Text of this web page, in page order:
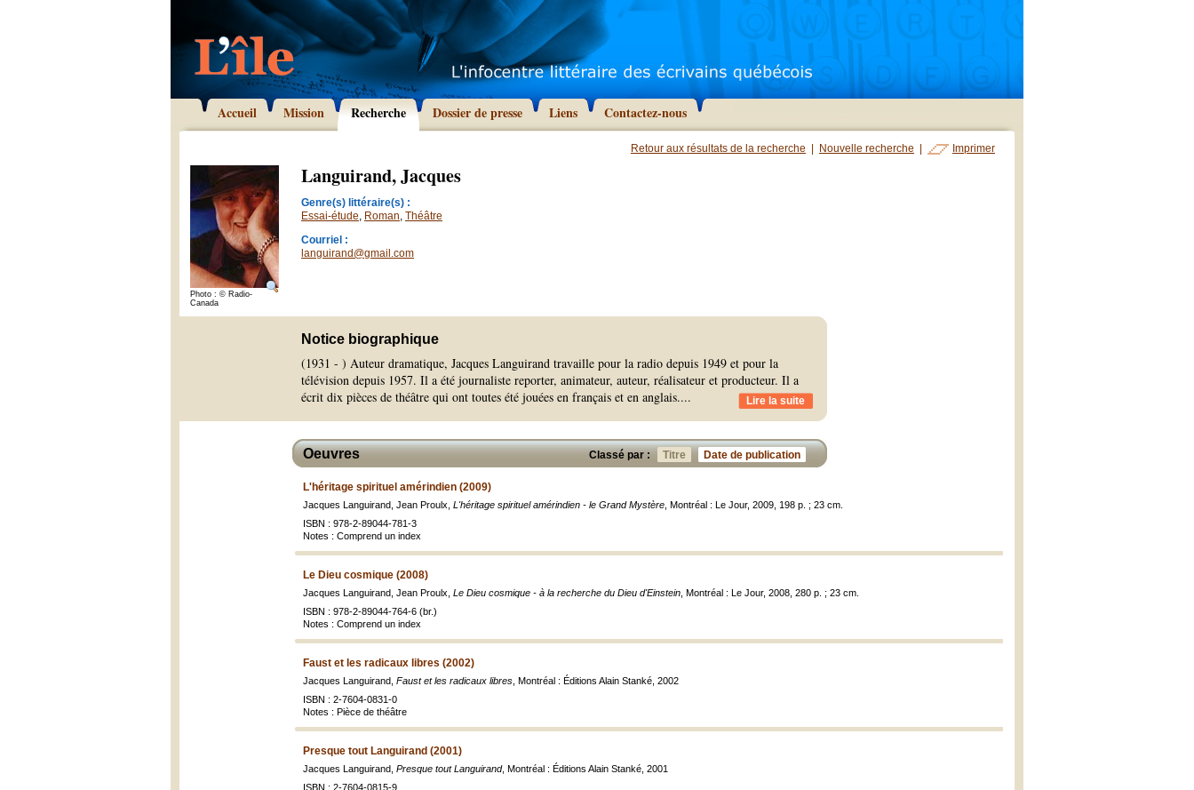
Accueil Mission Recherche Dossier de presse Liens Contactez-nous
Retour aux résultats de la recherche Nouvelle recherche Imprimer
Photo : © Radio-
Canada
Languirand, Jacques
Genre(s) littéraire(s) :
Essai-étude, Roman, Théâtre
Courriel :
languirand@gmail.com
Notice biographique
(1931 - ) Auteur dramatique, Jacques Languirand travaille pour la radio depuis 1949 et pour la
télévision depuis 1957. Il a été journaliste reporter, animateur, auteur, réalisateur et producteur. Il a
écrit dix pièces de théâtre qui ont toutes été jouées en français et en anglais.... Lire la suite
Classé par : Titre Date de publication
Oeuvres
L'héritage spirituel amérindien (2009)
Jacques Languirand, Jean Proulx, L'héritage spirituel amérindien - le Grand Mystère , Montréal : Le Jour, 2009, 198 p. ; 23 cm.
ISBN : 978-2-89044-781-3
Notes : Comprend un index
Le Dieu cosmique (2008)
Jacques Languirand, Jean Proulx, Le Dieu cosmique - à la recherche du Dieu d'Einstein , Montréal : Le Jour, 2008, 280 p. ; 23 cm.
ISBN : 978-2-89044-764-6 (br.)
Notes : Comprend un index
Faust et les radicaux libres (2002)
Jacques Languirand, Faust et les radicaux libres , Montréal : Éditions Alain Stanké, 2002
ISBN : 2-7604-0831-0
Notes : Pièce de théâtre
Presque tout Languirand (2001)
Jacques Languirand, Presque tout Languirand, Montréal : Éditions Alain Stanké, 2001
ISBN : 2-7604-0815-9